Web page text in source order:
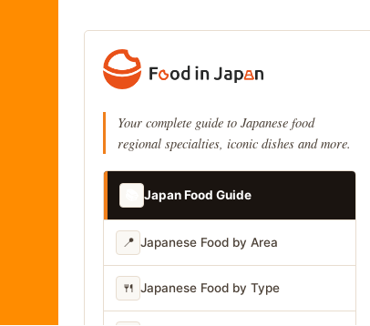
Your complete guide to Japanese food
regional specialties, iconic dishes and more.
Japan Food Guide
📍 Japanese Food by Area
🍴 Japanese Food by Type